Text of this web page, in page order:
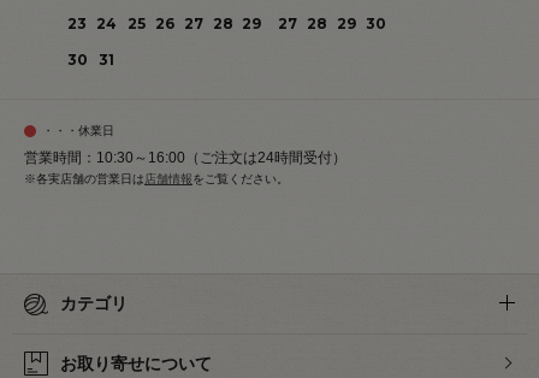
23
24 25 26 27 28 29
30
31
27 28 29 30
・・・休業日
営業時間：10:30～16:00（ご注文は24時間受付）
※各実店舗の営業日は 店舗情報をご覧ください。
カテゴリ
お取り寄せについて